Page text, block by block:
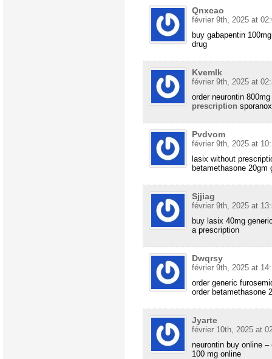
Qnxcao
février 9th, 2025 at
buy gabapentin
drug
Kvemlk
février 9th, 2025 at
order neurontin
prescription
Pvdvom
février 9th, 2025 at
lasix without
betamethasone 20gm
Sjjiag
février 9th, 2025 at
buy lasix 40mg
a prescription
Dwqrsy
février 9th, 2025 at
order generic
order betamethasone
Jyarte
février 10th, 2025 at
neurontin buy online –
100 mg online